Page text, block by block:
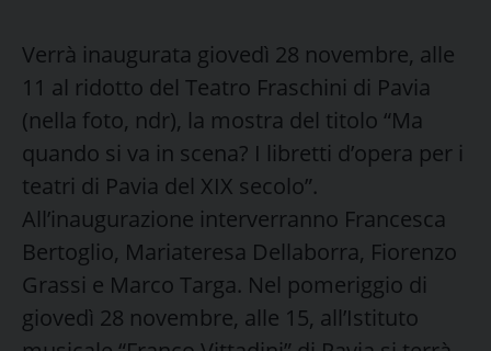
Verrà inaugurata giovedì 28 novembre, alle
11 al ridotto del Teatro Fraschini di Pavia
(nella foto, ndr), la mostra del titolo “Ma
quando si va in scena? I libretti d’opera per i
teatri di Pavia del XIX secolo”.
All’inaugurazione interverranno Francesca
Bertoglio, Mariateresa Dellaborra, Fiorenzo
Grassi e Marco Targa. Nel pomeriggio di
giovedì 28 novembre, alle 15, all’Istituto